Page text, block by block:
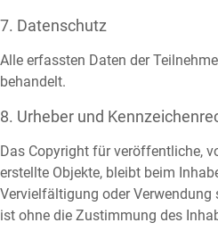
7. Datenschutz
Alle erfassten Daten der
behandelt.
8. Urheber und
Das Copyright für veröffentliche,
erstellte Objekte, bleibt beim
Vervielfältigung oder Verwendung
ist ohne die Zustimmung des